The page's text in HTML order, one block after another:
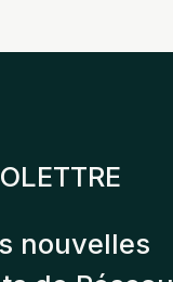
nouvelles